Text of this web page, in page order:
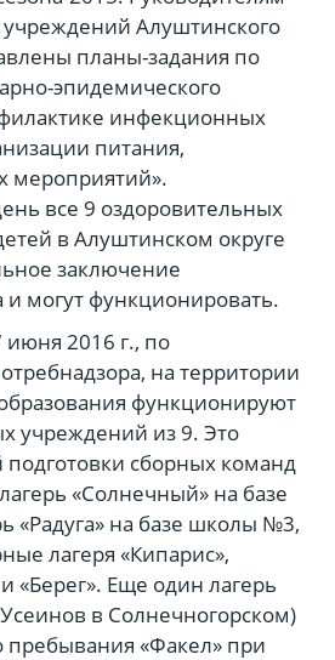
Алуштинского
планы-задания по
эпидемического
инфекционных
питания,
мероприятий».
все 9 оздоровительных
в Алуштинском округе
заключение
и могут функционировать.
июня 2016 г., по
на территории
функционируют
учреждений из 9. Это
подготовки сборных команд
«Солнечный» на базе
«Радуга» на базе школы №3,
лагеря «Кипарис»,
«Берег». Еще один лагерь
в Солнечногорском)
пребывания «Факел» при